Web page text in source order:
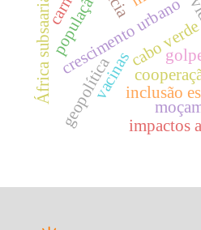
cabo
vacinas
geopolítica
crescimento urbano
população
inclusão
África subsaariana
impactos